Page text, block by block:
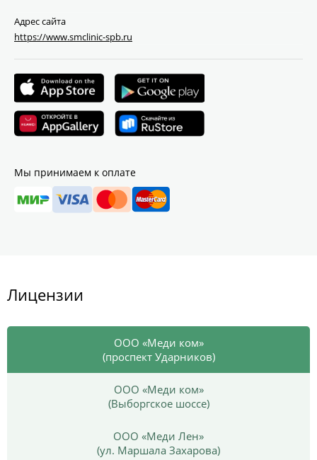
Адрес сайта
https://www.smclinic-spb.ru
Мы принимаем к оплате
Лицензии
ООО «Меди ком»
(проспект Ударников)
ООО «Меди ком»
(Выборгское шоссе)
ООО «Меди Лен»
(ул. Маршала Захарова)